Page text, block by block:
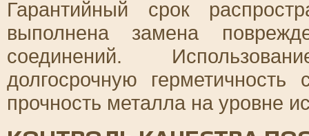
Гарантийный срок
выполнена замена
соединений.
долгосрочную
прочность металла на уровне